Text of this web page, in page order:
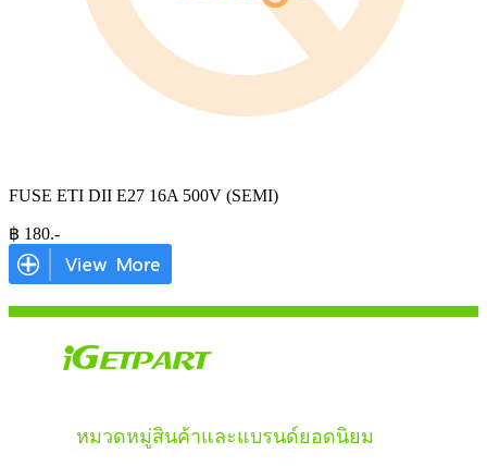
FUSE ETI DII E27 16A 500V (SEMI)
฿ 180.-
หมวดหมู่สินค้าและแบรนด์ยอดนิยม